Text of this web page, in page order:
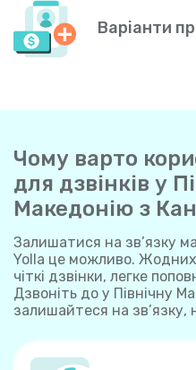
Варіанти
Чому варто
для дзвінків у
Македонію з
Залишатися на зв’язку
Yolla це можливо. Жодних
чіткі дзвінки, легке
Дзвоніть до у Північну
залишайтеся на зв’язку,